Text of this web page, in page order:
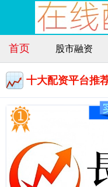
首页 股市融资
十大配资平台推